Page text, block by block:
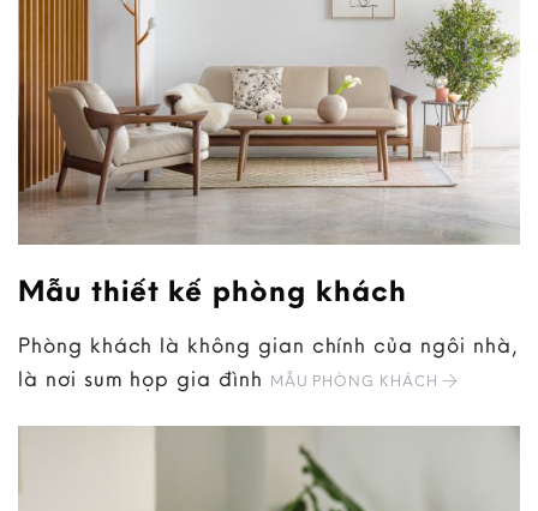
Mẫu thiết kế phòng khách
Phòng khách là không gian chính của ngôi nhà,
là nơi sum họp gia đình MẪU PHÒNG KHÁCH